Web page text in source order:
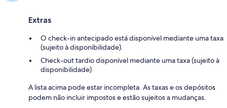
Extras
O check-in antecipado está disponível mediante uma taxa
(sujeito à disponibilidade).
Check-out tardio disponível mediante uma taxa (sujeito à
disponibilidade)
A lista acima pode estar incompleta. As taxas e os depósitos
podem não incluir impostos e estão sujeitos a mudanças.